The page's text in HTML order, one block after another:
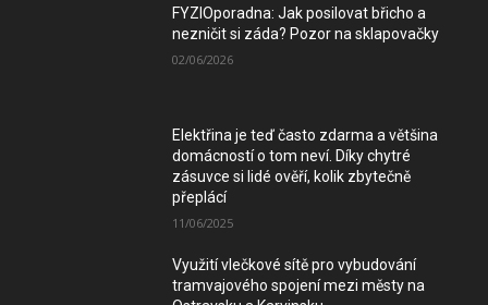
FYZIOporadna: Jak posilovat břicho a
nezničit si záda? Pozor na sklapovačky
02/06/2026
Elektřina je teď často zdarma a většina
domácností o tom neví. Díky chytré
zásuvce si lidé ověří, kolik zbytečně
přeplácí
11/06/2025
Využití vlečkové sítě pro vybudování
tramvajového spojení mezi městy na